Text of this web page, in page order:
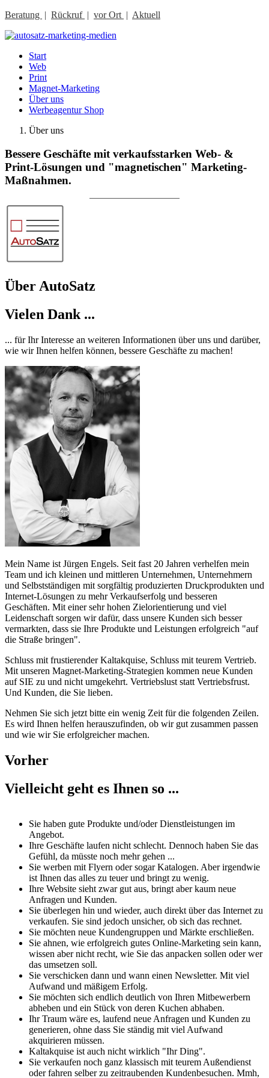
Beratung | Rückruf | vor Ort | Aktuell
Start
Web
Print
Magnet-Marketing
Über uns
Werbeagentur Shop
Über uns
Bessere Geschäfte mit verkaufsstarken Web- &
Print-Lösungen und "magnetischen" Marketing-
Maßnahmen.
Über AutoSatz
Vielen Dank ...
... für Ihr Interesse an weiteren Informationen über uns und darüber,
wie wir Ihnen helfen können, bessere Geschäfte zu machen!
Mein Name ist Jürgen Engels. Seit fast 20 Jahren verhelfen mein
Team und ich kleinen und mittleren Unternehmen, Unternehmern
und Selbstständigen mit sorgfältig produzierten Druckprodukten und
Internet-Lösungen zu mehr Verkaufserfolg und besseren
Geschäften. Mit einer sehr hohen Zielorientierung und viel
Leidenschaft sorgen wir dafür, dass unsere Kunden sich besser
vermarkten, dass sie Ihre Produkte und Leistungen erfolgreich "auf
die Straße bringen".
Schluss mit frustierender Kaltakquise, Schluss mit teurem Vertrieb.
Mit unseren Magnet-Marketing-Strategien kommen neue Kunden
auf SIE zu und nicht umgekehrt. Vertriebslust statt Vertriebsfrust.
Und Kunden, die Sie lieben.
Nehmen Sie sich jetzt bitte ein wenig Zeit für die folgenden Zeilen.
Es wird Ihnen helfen herauszufinden, ob wir gut zusammen passen
und wie wir Sie erfolgreicher machen.
Vorher
Vielleicht geht es Ihnen so ...
Sie haben gute Produkte und/oder Dienstleistungen im
Angebot.
Ihre Geschäfte laufen nicht schlecht. Dennoch haben Sie das
Gefühl, da müsste noch mehr gehen ...
Sie werben mit Flyern oder sogar Katalogen. Aber irgendwie
ist Ihnen das alles zu teuer und bringt zu wenig.
Ihre Website sieht zwar gut aus, bringt aber kaum neue
Anfragen und Kunden.
Sie überlegen hin und wieder, auch direkt über das Internet zu
verkaufen. Sie sind jedoch unsicher, ob sich das rechnet.
Sie möchten neue Kundengruppen und Märkte erschließen.
Sie ahnen, wie erfolgreich gutes Online-Marketing sein kann,
wissen aber nicht recht, wie Sie das anpacken sollen oder wer
das umsetzen soll.
Sie verschicken dann und wann einen Newsletter. Mit viel
Aufwand und mäßigem Erfolg.
Sie möchten sich endlich deutlich von Ihren Mitbewerbern
abheben und ein Stück von deren Kuchen abhaben.
Ihr Traum wäre es, laufend neue Anfragen und Kunden zu
generieren, ohne dass Sie ständig mit viel Aufwand
akquirieren müssen.
Kaltakquise ist auch nicht wirklich "Ihr Ding".
Sie verkaufen noch ganz klassisch mit teurem Außendienst
oder fahren selber zu zeitraubenden Kundenbesuchen. Mmh,